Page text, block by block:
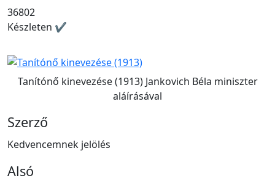
36802
Készleten ✔
Tanítónő kinevezése (1913) Jankovich Béla miniszter
aláírásával
Szerző
Kedvencemnek jelölés
Alsó